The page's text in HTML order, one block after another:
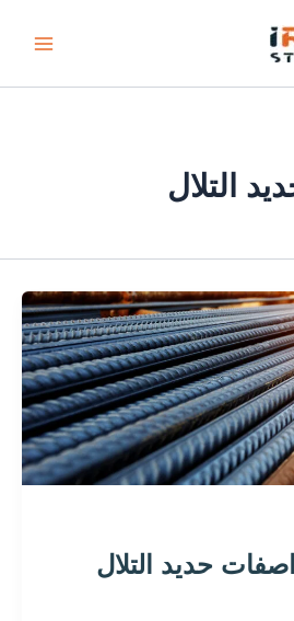
التلال
حديد التلال